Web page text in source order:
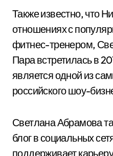
Также известно, что
отношениях с
фитнес-тренером,
Пара встретилась в
является одной из
российского шоу-
Светлана Абрамова
блог в социальных
поддерживает